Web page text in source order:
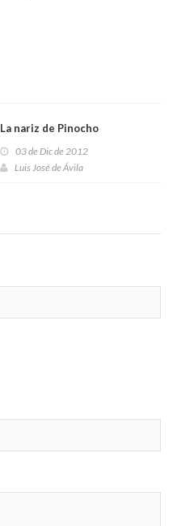
La nariz de Pinocho
03 de Dic de 2012
Luis José de Ávila